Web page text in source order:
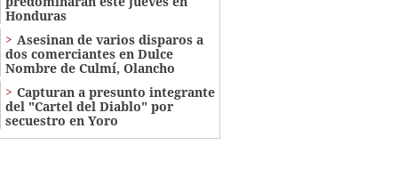
Honduras
Asesinan de varios disparos a
dos comerciantes en Dulce
Nombre de Culmí, Olancho
Capturan a presunto integrante
del "Cartel del Diablo" por
secuestro en Yoro